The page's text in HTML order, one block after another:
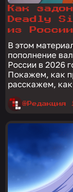
Как
Deadly
из
В этом
пополнение
России в 2026
Покажем, как
расскажем,
@Редакция